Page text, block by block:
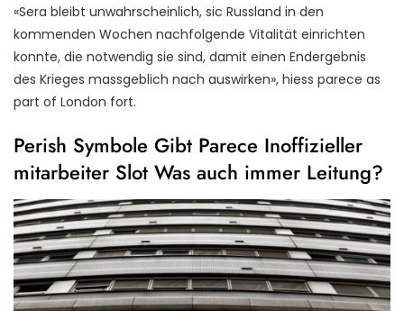
«Sera bleibt unwahrscheinlich, sic Russland in den
kommenden Wochen nachfolgende Vitalität einrichten
konnte, die notwendig sie sind, damit einen Endergebnis
des Krieges massgeblich nach auswirken», hiess parece as
part of London fort.
Perish Symbole Gibt Parece Inoffizieller
mitarbeiter Slot Was auch immer Leitung?